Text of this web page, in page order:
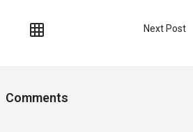
Next Post
Comments